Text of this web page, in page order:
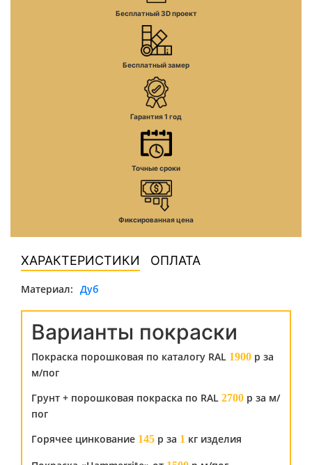
Бесплатный 3D проект
Бесплатный замер
Гарантия 1 год
Точные сроки
Фиксированная цена
ХАРАКТЕРИСТИКИ ОПЛАТА
Материал: Дуб
Варианты покраски
Покраска порошковая по каталогу RAL 1900 р за
м/пог
Грунт + порошковая покраска по RAL 2700 р за м/
пог
Горячее цинкование 145 р за 1 кг изделия